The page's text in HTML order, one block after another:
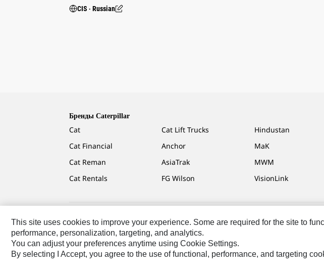
CIS ‧ Russian
Бренды Caterpillar
Cat
Cat Financial
Cat Reman
Cat Rentals
Cat Lift Trucks
Anchor
AsiaTrak
FG Wilson
Hindustan
MaK
MWM
VisionLink
Caterpillar.com Связаться С Caterpillar Карта Сайта Cookie Settings
CIS - Russian © 2026 Caterpillar. Все права сохранены.
This site uses cookies to improve your experience. Some are required for the site to
performance, personalization, targeting, and analytics.
You can adjust your preferences anytime using Cookie Settings.
By selecting I Accept, you agree to the use of functional, performance, and targeting